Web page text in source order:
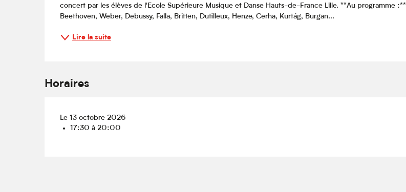
concert par les élèves de l'Ecole Supérieure Musique et Danse Hauts-de-France Lille. **Au programme :**
Beethoven, Weber, Debussy, Falla, Britten, Dutilleux, Henze, Cerha, Kurtág, Burgan...
Lire la suite
Horaires
Le 13 octobre 2026
17:30 à 20:00